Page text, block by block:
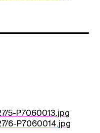
5-P7060013.jpg
6-P7060014.jpg